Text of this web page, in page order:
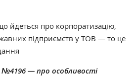
йдеться про корпоратизацію,
підприємств у ТОВ — то це
— про особливості